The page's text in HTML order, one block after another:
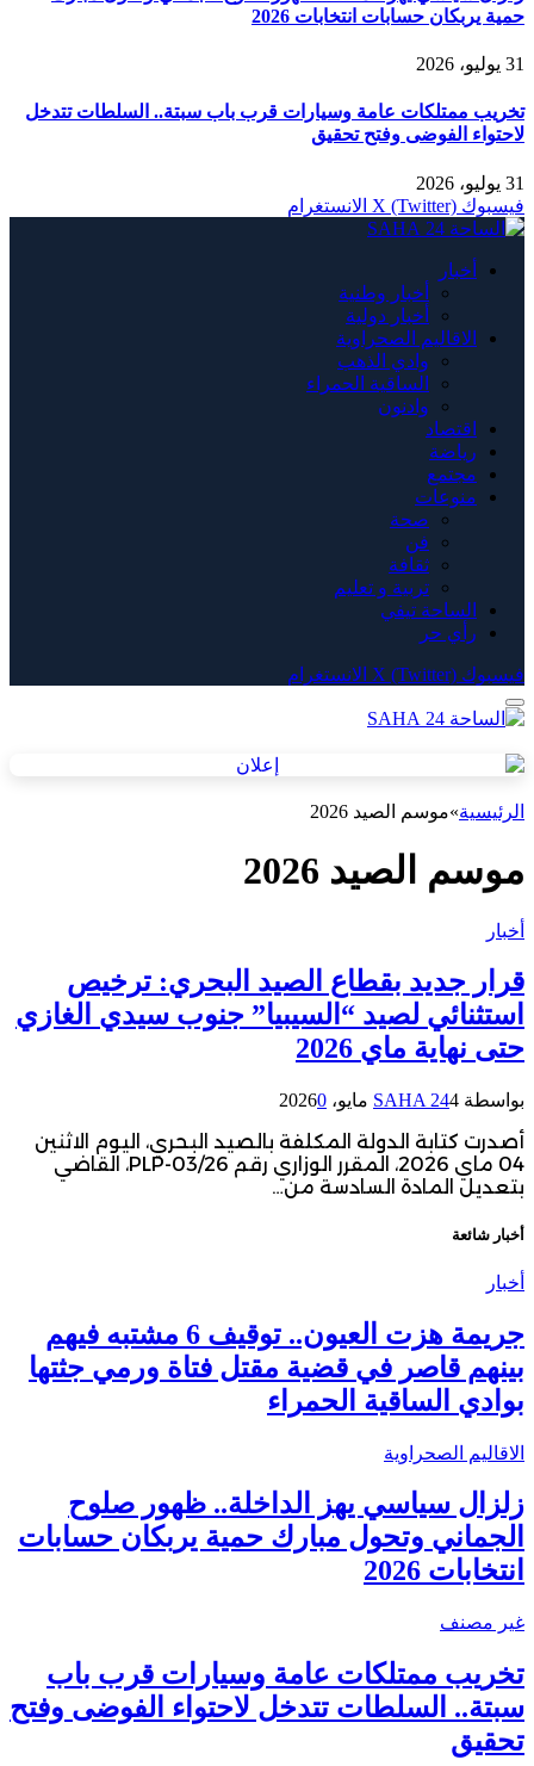
حمية يربكان حسابات انتخابات 2026
31 يوليو، 2026
تخريب ممتلكات عامة وسيارات قرب باب سبتة.. السلطات تتدخل
لاحتواء الفوضى وفتح تحقيق
31 يوليو، 2026
فيسبوك X (Twitter) الانستغرام
أخبار
أخبار وطنية
أخبار دولية
الاقاليم الصحراوية
وادي الذهب
الساقية الحمراء
وادنون
اقتصاد
رياضة
مجتمع
منوعات
صحة
فن
ثقافة
تربية و تعليم
الساحة تيفي
رأي حر
فيسبوك X (Twitter) الانستغرام
الرئيسية»موسم الصيد 2026
موسم الصيد 2026
أخبار
قرار جديد بقطاع الصيد البحري: ترخيص
استثنائي لصيد “السيبيا” جنوب سيدي الغازي
حتى نهاية ماي 2026
بواسطة SAHA 244 مايو، 2026 0
أصدرت كتابة الدولة المكلفة بالصيد البحري، اليوم الاثنين
04 ماي 2026، المقرر الوزاري رقم PLP-03/26، القاضي
بتعديل المادة السادسة من…
أخبار شائعة
أخبار
جريمة هزت العيون.. توقيف 6 مشتبه فيهم
بينهم قاصر في قضية مقتل فتاة ورمي جثتها
بوادي الساقية الحمراء
الاقاليم الصحراوية
زلزال سياسي يهز الداخلة.. ظهور صلوح
الجماني وتحول مبارك حمية يربكان حسابات
انتخابات 2026
غير مصنف
تخريب ممتلكات عامة وسيارات قرب باب
سبتة.. السلطات تتدخل لاحتواء الفوضى وفتح
تحقيق